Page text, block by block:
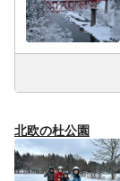
北欧の杜公園